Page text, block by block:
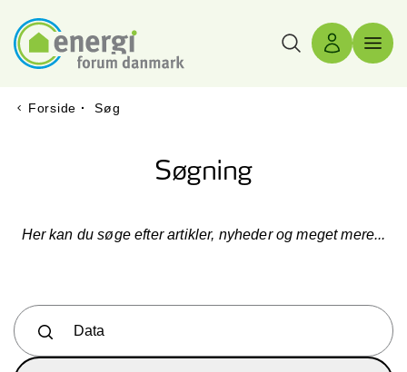
Søg Log ind
Forside · Søg
Søgning
Her kan du søge efter artikler, nyheder og meget mere...
Skriv hvad du søger her...